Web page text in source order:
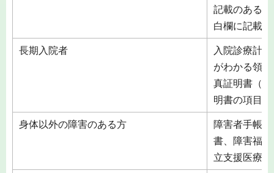
記載のある
白欄に記載
長期入院者
入院診療計
がわかる領
真証明書（
明書の項目
身体以外の障害のある方
障害者手帳
書、障害福
立支援医療